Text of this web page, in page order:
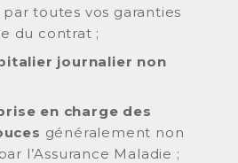
toutes vos garanties
du contrat ;
journalier non
en charge des
généralement non
l’Assurance Maladie ;